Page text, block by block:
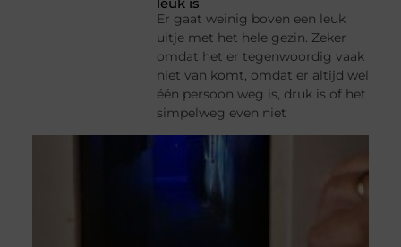
Er gaat weinig boven een leuk
uitje met het hele gezin. Zeker
omdat het er tegenwoordig vaak
niet van komt, omdat er altijd wel
één persoon weg is, druk is of het
simpelweg even niet